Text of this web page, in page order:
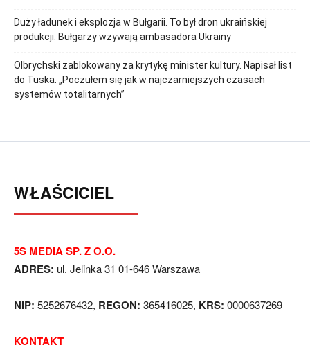
Duży ładunek i eksplozja w Bułgarii. To był dron ukraińskiej
produkcji. Bułgarzy wzywają ambasadora Ukrainy
Olbrychski zablokowany za krytykę minister kultury. Napisał list
do Tuska. „Poczułem się jak w najczarniejszych czasach
systemów totalitarnych”
WŁAŚCICIEL
5S MEDIA SP. Z O.O.
ADRES: ul. Jelinka 31 01-646 Warszawa
NIP: 5252676432, REGON: 365416025, KRS: 0000637269
KONTAKT